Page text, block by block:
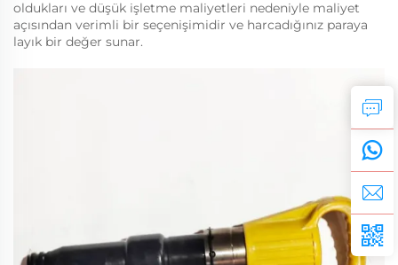
oldukları ve düşük işletme maliyetleri nedeniyle maliyet
açısından verimli bir seçenişimidir ve harcadığınız paraya
layık bir değer sunar.